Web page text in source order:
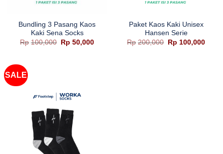
Bundling 3 Pasang Kaos
Kaki Sena Socks
Rp 100,000
Harga
aslinya
Rp 50,000Harga
Paket Kaos Kaki Unisex
Hansen Serie
Rp 200,000
Harga
aslinya
Rp 100,000
SALE